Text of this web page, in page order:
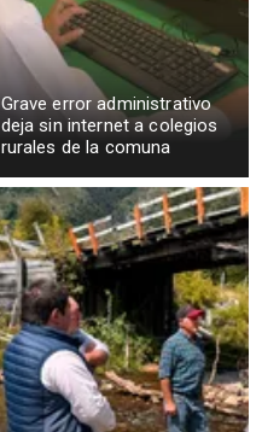
Grave error administrativo
deja sin internet a colegios
rurales de la comuna